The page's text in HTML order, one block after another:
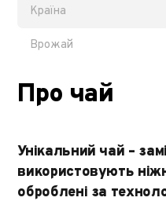
Країна
Врожай
Про чай
Унікальний чай –
використовують
оброблені за